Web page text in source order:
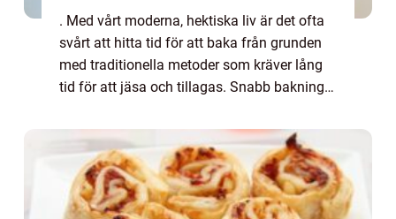
. Med vårt moderna, hektiska liv är det ofta
svårt att hitta tid för att baka från grunden
med traditionella metoder som kräver lång
tid för att jäsa och tillagas. Snabb bakning
att erbjuda snabba och enkla ...